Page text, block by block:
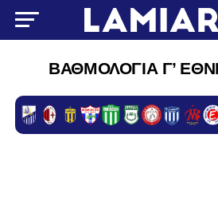
ΒΑΘΜΟΛΟΓΙΑ Γ’